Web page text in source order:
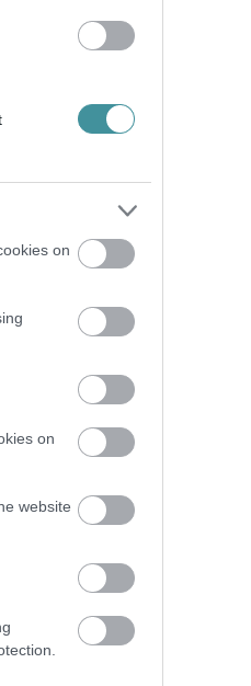
on
on
website